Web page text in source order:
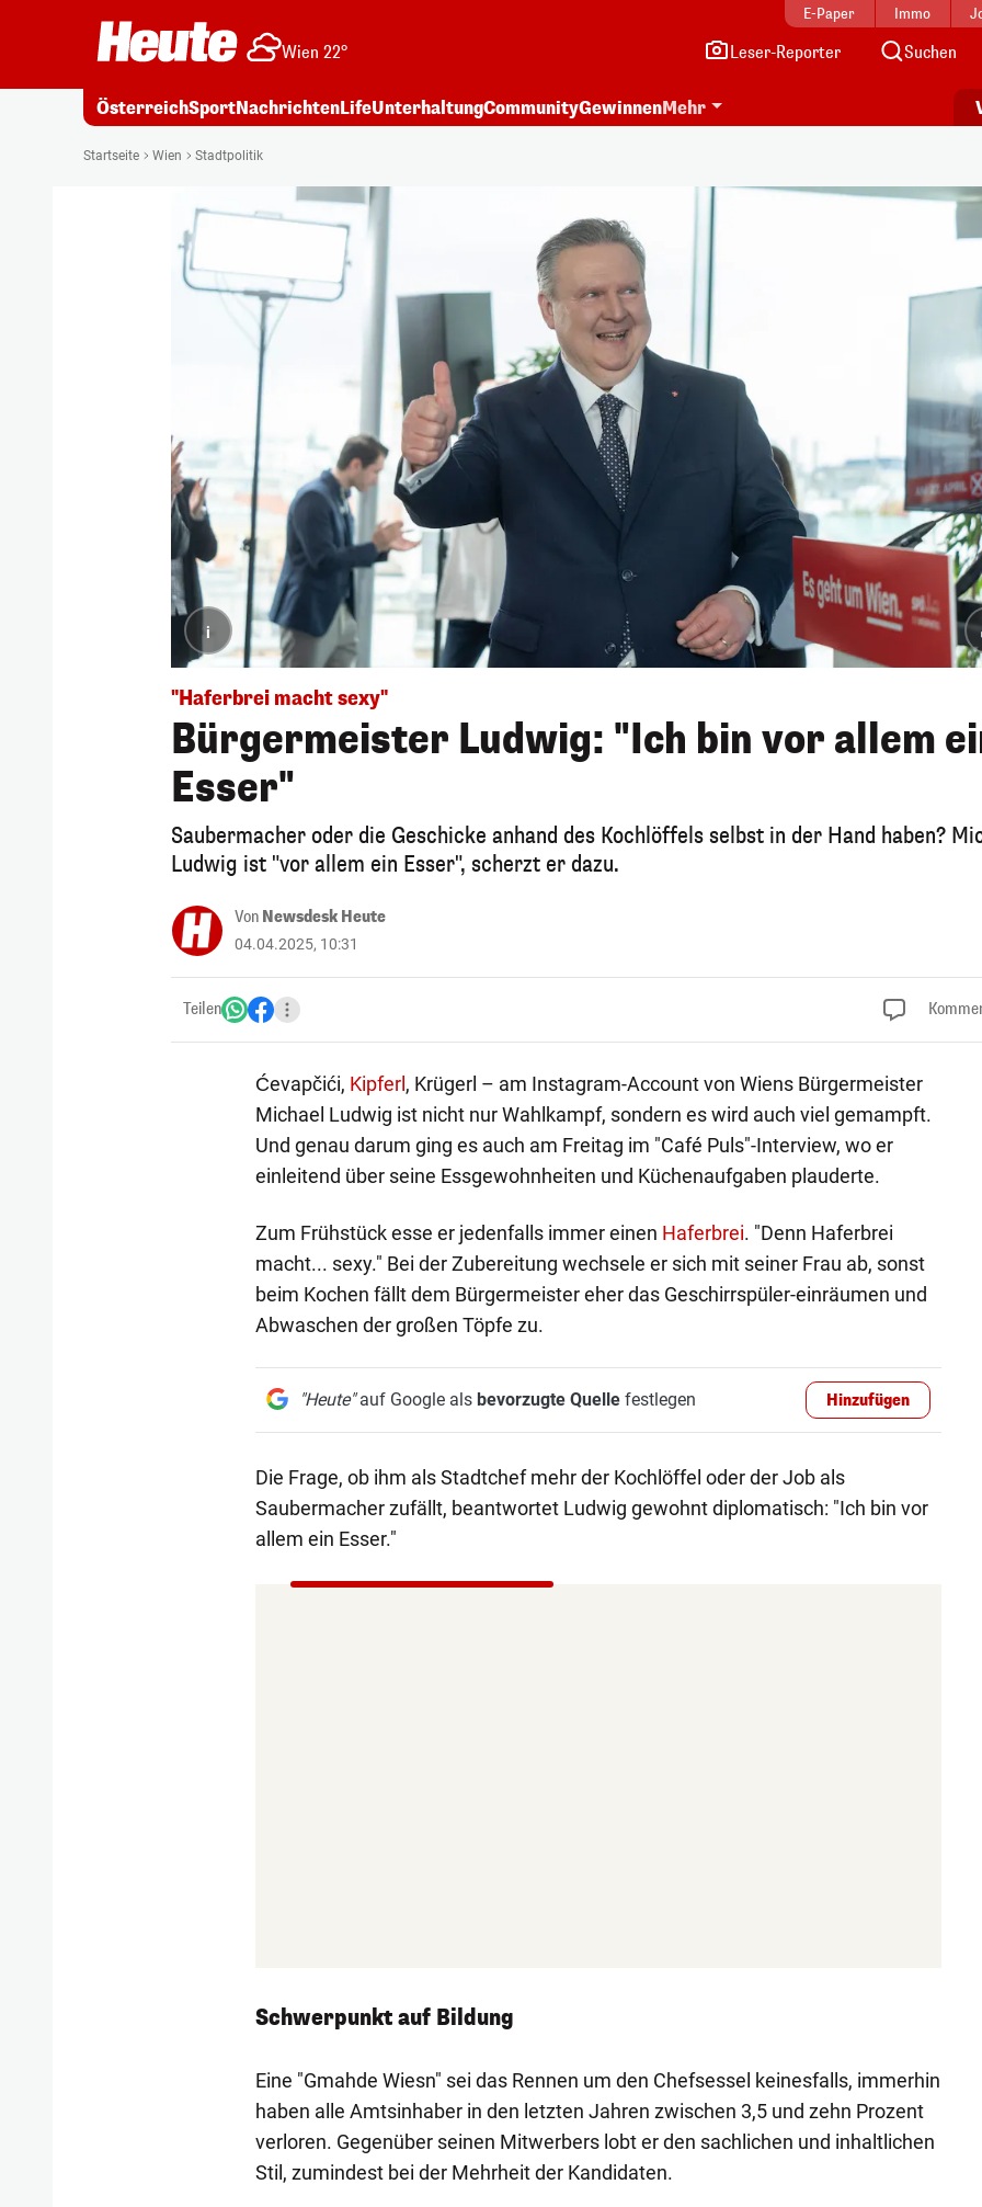
E-Paper Immo
Wien 22° Leser-Reporter Suchen
ÖsterreichSportNachrichtenLifeUnterhaltungCommunityGewinnenMehr
Startseite Wien Stadtpolitik
i
"Haferbrei macht sexy"
Bürgermeister Ludwig: "Ich bin vor allem
Esser"
Saubermacher oder die Geschicke anhand des Kochlöffels selbst in der Hand haben?
Ludwig ist "vor allem ein Esser", scherzt er dazu.
Von Newsdesk Heute
04.04.2025, 10:31
Teilen
Ćevapčići, Kipferl, Krügerl – am Instagram-Account von Wiens Bürgermeister
Michael Ludwig ist nicht nur Wahlkampf, sondern es wird auch viel gemampft.
Und genau darum ging es auch am Freitag im "Café Puls"-Interview, wo er
einleitend über seine Essgewohnheiten und Küchenaufgaben plauderte.
Zum Frühstück esse er jedenfalls immer einen Haferbrei. "Denn Haferbrei
macht... sexy." Bei der Zubereitung wechsele er sich mit seiner Frau ab, sonst
beim Kochen fällt dem Bürgermeister eher das Geschirrspüler-einräumen und
Abwaschen der großen Töpfe zu.
"Heute"auf Google als bevorzugte Quellefestlegen Hinzufügen
Die Frage, ob ihm als Stadtchef mehr der Kochlöffel oder der Job als
Saubermacher zufällt, beantwortet Ludwig gewohnt diplomatisch: "Ich bin vor
allem ein Esser."
Schwerpunkt auf Bildung
Eine "Gmahde Wiesn" sei das Rennen um den Chefsessel keinesfalls, immerhin
haben alle Amtsinhaber in den letzten Jahren zwischen 3,5 und zehn Prozent
verloren. Gegenüber seinen Mitwerbers lobt er den sachlichen und inhaltlichen
Stil, zumindest bei der Mehrheit der Kandidaten.